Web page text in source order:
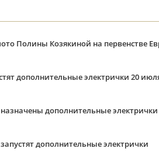
Полины Козякиной на первенстве
дополнительные электрички 20
дополнительные электрички
дополнительные электрички